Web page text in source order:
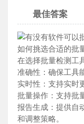
最佳答案
如何挑选合适的批
在选择批量检测工
准确性：确保工具
实时性：支持实时
批量操作：支持批
报告生成：提供自
和调整策略。